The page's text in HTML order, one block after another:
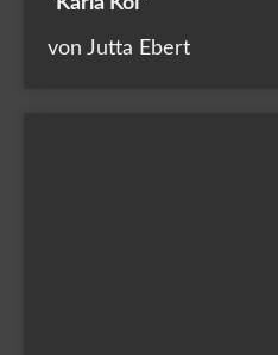
von Jutta Ebert